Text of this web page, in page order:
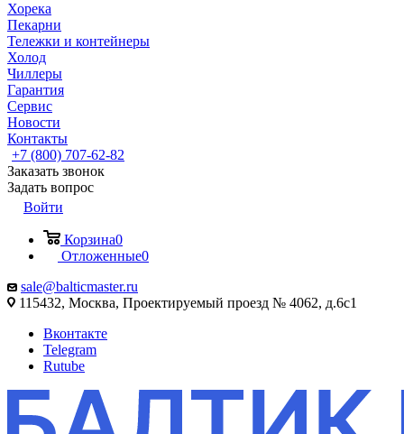
Хорека
Пекарни
Тележки и контейнеры
Холод
Чиллеры
Гарантия
Сервис
Новости
Контакты
+7 (800) 707-62-82
Заказать звонок
Задать вопрос
Войти
Корзина0
Отложенные0
sale@balticmaster.ru
115432, Москва, Проектируемый проезд № 4062, д.6с1
Вконтакте
Telegram
Rutube